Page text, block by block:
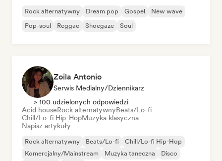
Rock alternatywny Dream pop Gospel
New wave
Pop-soul
Reggae Shoegaze Soul
Zoila Antonio
Serwis Medialny/Dziennikarz
> 100 udzielonych odpowiedzi
Acid houseRock alternatywnyBeats/Lo-fi
Chill/Lo-fi Hip-HopMuzyka klasyczna
Napisz artykuły
Rock alternatywny Beats/Lo-fi
Chill/Lo-fi Hip-Hop
Komercjalny/Mainstream
Muzyka taneczna
Disco